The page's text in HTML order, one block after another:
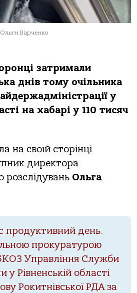
Варченко
затримали
днів тому очільника
у
на хабарі у 110 тисяч
на своїй сторінці
директора
Ольга
продуктивний день.
прокуратурою
Управління Служби
у Рівненській області
Рокитнівської РДА за